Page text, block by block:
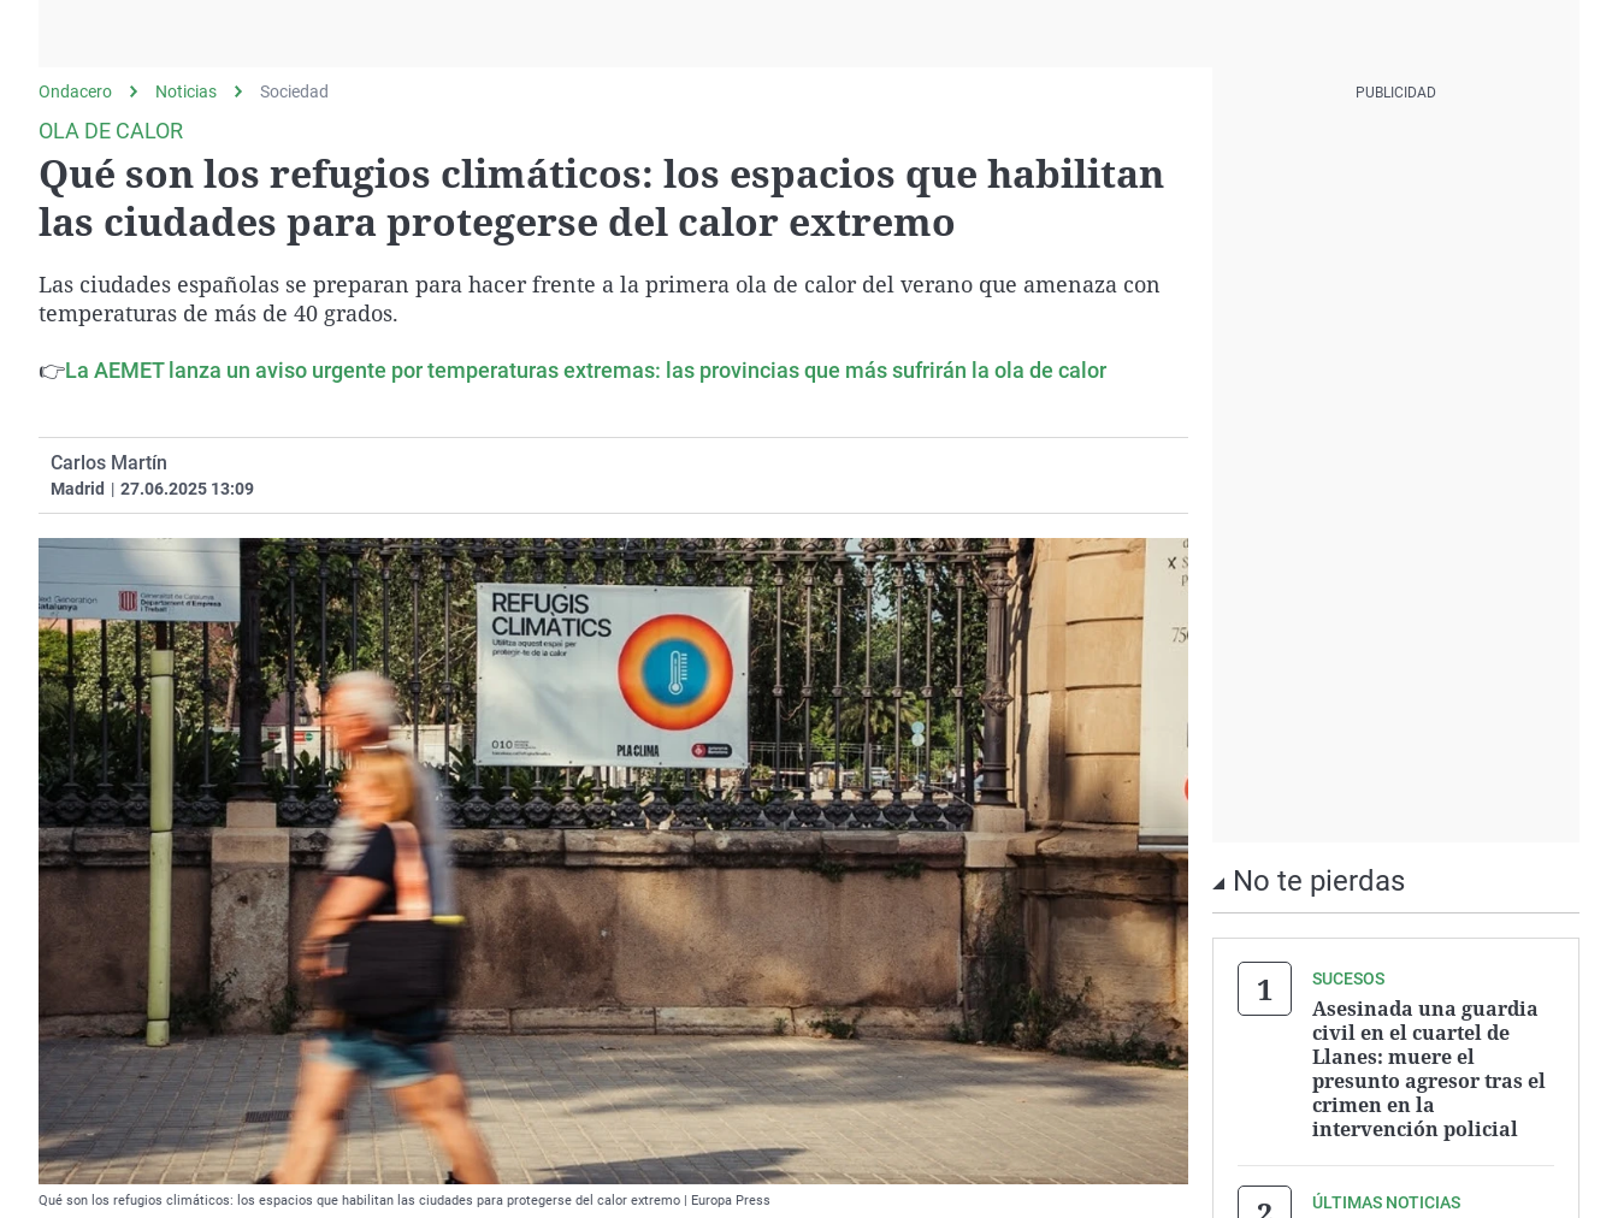
Como el perro y elEquipo de investigación
Negra
País Vasco
Ondacero Noticias Sociedad
OLA DE CALOR
Qué son los refugios climáticos: los espacios que habilitan
las ciudades para protegerse del calor extremo
Las ciudades españolas se preparan para hacer frente a la primera ola de calor del verano que amenaza con
temperaturas de más de 40 grados.
👉La AEMET lanza un aviso urgente por temperaturas extremas: las provincias que más sufrirán la ola de calor
Carlos Martín
Madrid | 27.06.2025 13:09
Qué son los refugios climáticos: los espacios que habilitan las ciudades para protegerse del calor extremo | Europa Press
No te pierdas
SUCESOS
Asesinada una guardia
civil en el cuartel de
Llanes: muere el
presunto agresor tras el
crimen en la
intervención policial
ÚLTIMAS NOTICIAS